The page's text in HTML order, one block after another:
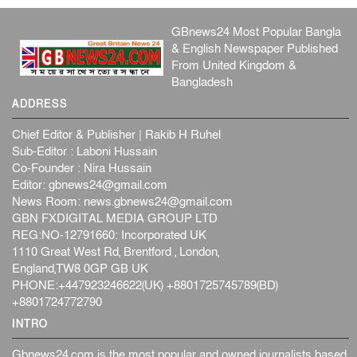
দেশজুড়ে ৬ আগস্ট, ২০২৬
আজ থেকে সবার জন্য উন্মুক্ত জুলাই স্মৃতি জাদুঘর
জাতীয় ৬ আগস্ট, ২০২৬
জুলাইয়ের কৃতিত্ব নেওয়ার জন্য সবাই প্রতিযোগিতায় নেমেছে :
স্বর...
জাতীয়
ফ্যাসিবাদবিরোধী আন্দোলনে হত্যাকাণ্ডের বিচার হবে স্বচ্ছ, নিরপ...
GBnews24 Most Popular Bangla
& English Newspaper Published
From United Kingdom &
Bangladesh
ADDRESS
Chief Editor & Publisher | Rakib H Ruhel
Sub-Editor : Laboni Hussain
Co-Founder : Nira Hussain
Editor: gbnews24@gmail.com
News Room: news.gbnews24@gmail.com
GBN FXDIGITAL MEDIA GROUP LTD
REG:NO-12791660: Incorporated UK
1110 Great West Rd, Brentford , London,
England,TW8 0GP GB UK
PHONE:+447923246622(UK) +8801725745789(BD)
+8801724772790
INTRO